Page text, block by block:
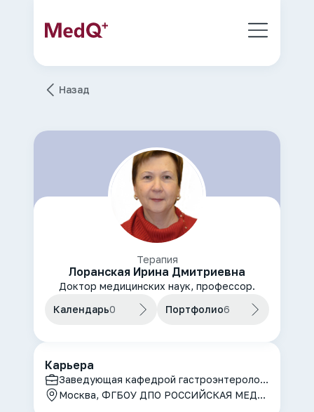
Назад
Терапия
Лоранская Ирина Дмитриевна
Доктор медицинских наук, профессор.
Календарь0 Портфолио6
Карьера
Заведующая кафедрой гастроэнтерологии и декан терапевтического факультета
Москва, ФГБОУ ДПО РОССИЙСКАЯ МЕДИЦИНСКАЯ АКАДЕМИЯ НЕПРЕРЫВНОГО ПРОФЕССИОНАЛЬНОГО ОБРАЗОВАНИЯ МИНИСТЕРСТВА ЗДРАВООХРАНЕНИЯ РОССИЙСКОЙ ФЕДЕРАЦИИ